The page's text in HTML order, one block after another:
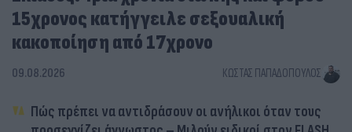
15χρονος κατήγγειλε σεξουαλική
κακοποίηση από 17χρονο
09.08.2026 ΚΏΣΤΑΣ ΠΑΠΑΔΌΠΟΥΛΟΣ
Πώς πρέπει να αντιδράσουν οι ανήλικοι όταν τους